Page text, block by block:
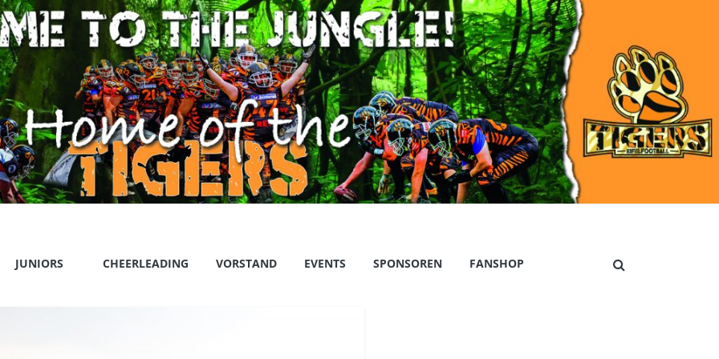
JUNIORS CHEERLEADING VORSTAND EVENTS SPONSOREN FANSHOP